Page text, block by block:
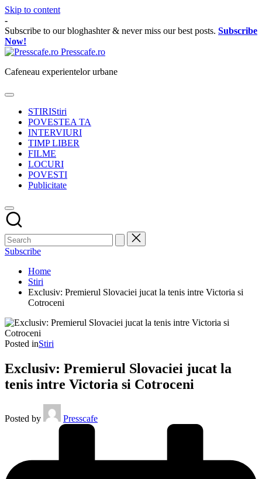
Skip to content
-
Subscribe to our bloghashter & never miss our best posts. Subscribe
Now!
Presscafe.ro
Cafeneau experientelor urbane
STIRIStiri
POVESTEA TA
INTERVIURI
TIMP LIBER
FILME
LOCURI
POVESTI
Publicitate
Subscribe
Home
Stiri
Exclusiv: Premierul Slovaciei jucat la tenis intre Victoria si
Cotroceni
Posted inStiri
Exclusiv: Premierul Slovaciei jucat la
tenis intre Victoria si Cotroceni
Posted by Presscafe